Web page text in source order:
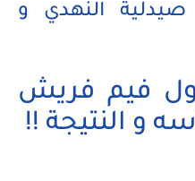
النهدي و
فيم فريش
و النتيجة !!